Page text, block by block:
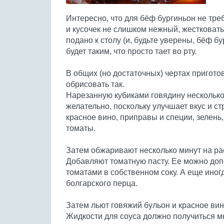
Интересно, что для бёф бургиньон не
и кусочек не слишком нежный,
подано к столу (и, будьте уверены, бёф
будет таким, что просто тает во рту.
В общих (но достаточных) чертах
обрисовать так.
Нарезанную кубиками говядину
желательно, поскольку улучшает вкус и
красное вино, приправы и специи,
томаты.
Затем обжаривают несколько минут на
Добавляют томатную пасту. Ее можно
томатами в собственном соку. А еще
болгарского перца.
Затем льют говяжий бульон и красное
Жидкости для соуса должно получиться